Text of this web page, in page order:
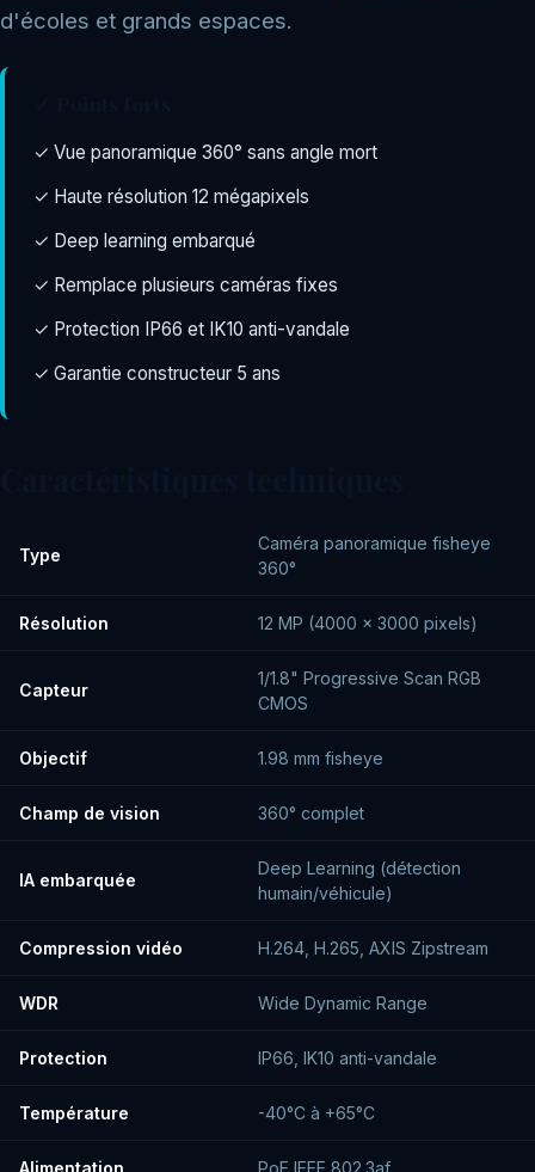
d'écoles et grands espaces.
✓ Vue panoramique 360° sans angle mort
✓ Haute résolution 12 mégapixels
✓ Deep learning embarqué
✓ Remplace plusieurs caméras fixes
✓ Protection IP66 et IK10 anti-vandale
✓ Garantie constructeur 5 ans
Type
Caméra panoramique fisheye
360°
Résolution 12 MP (4000 × 3000 pixels)
Capteur
1/1.8" Progressive Scan RGB
CMOS
Objectif 1.98 mm fisheye
Champ de vision 360° complet
IA embarquée
Deep Learning (détection
humain/véhicule)
Compression vidéo H.264, H.265, AXIS Zipstream
WDR Wide Dynamic Range
Protection IP66, IK10 anti-vandale
Température -40°C à +65°C
Alimentation PoE IEEE 802.3af